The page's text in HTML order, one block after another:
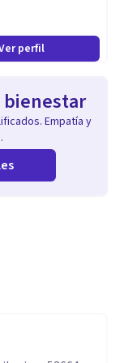
interno del
subjetiva.
por la
perfil
bienestar
Empatía y